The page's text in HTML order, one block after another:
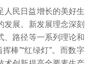
人民日益增长的美好生
发展。新发展理念深刻
、路径等一系列理论和
棒”“红绿灯”。而数字